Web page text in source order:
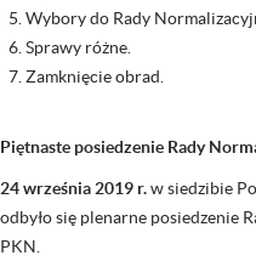
Wybory do Rady
Sprawy różne.
Zamknięcie obrad.
Piętnaste posiedzenie Rady
24 września 2019 r.w siedzibie
odbyło się plenarne posiedzenie
PKN.